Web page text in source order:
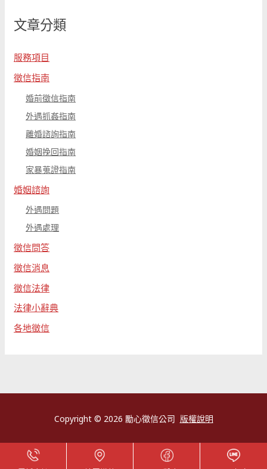
字
文章分類
服務項目
徵信指南
婚前徵信指南
外遇抓姦指南
離婚諮詢指南
婚姻挽回指南
家暴蒐證指南
婚姻諮詢
外遇問題
外遇處理
徵信問答
徵信消息
徵信法律
法律小辭典
各地徵信
Copyright © 2026 勵心徵信公司 版權說明